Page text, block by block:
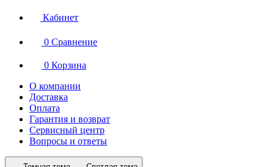
Кабинет
0 Сравнение
0 Корзина
О компании
Доставка
Оплата
Гарантия и возврат
Сервисный центр
Вопросы и ответы